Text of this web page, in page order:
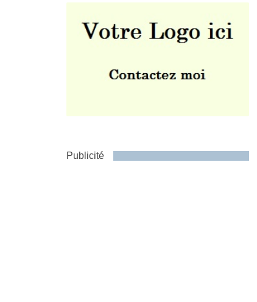
Publicité